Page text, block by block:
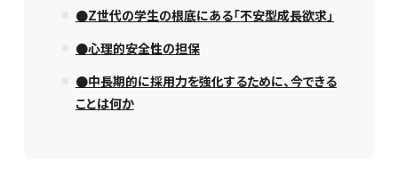
●Z世代の学生の根底にある「不安型成長欲求」
●心理的安全性の担保
●中長期的に採用力を強化するために、今できる
ことは何か